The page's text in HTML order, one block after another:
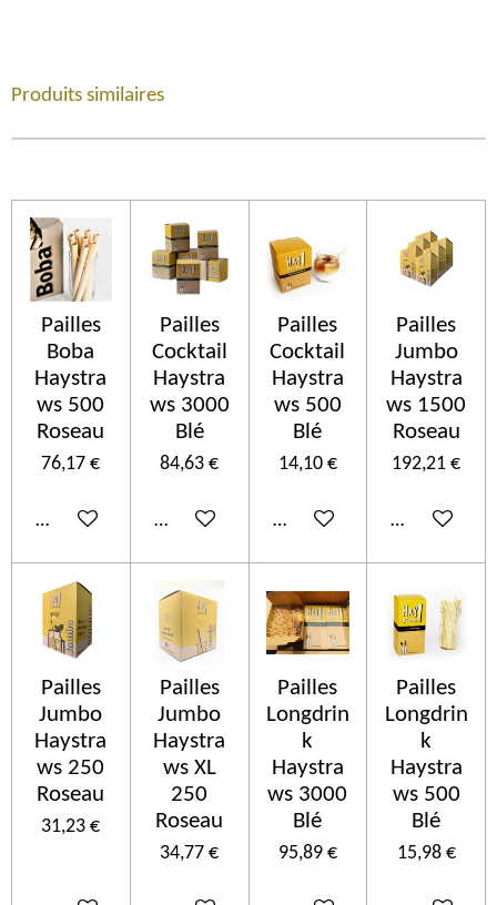
Produits similaires
Pailles
Boba
Haystra
ws 500
Roseau
76,17 €
Añadir al carrito
Pailles
Cocktail
Haystra
ws 3000
Blé
84,63 €
Añadir al carrito
Pailles
Cocktail
Haystra
ws 500
Blé
14,10 €
Añadir al carrito
Pailles
Jumbo
Haystra
ws 1500
Roseau
192,21 €
Añadir al
Pailles
Jumbo
Haystra
ws 250
Roseau
31,23 €
Pailles
Jumbo
Haystra
ws XL
250
Roseau
34,77 €
Pailles
Longdrin
k
Haystra
ws 3000
Blé
95,89 €
Pailles
Longdrin
k
Haystra
ws 500
Blé
15,98 €